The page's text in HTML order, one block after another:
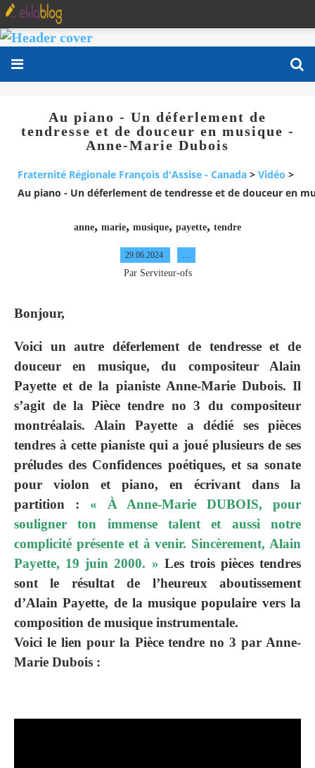
Au piano - Un déferlement de
tendresse et de douceur en musique -
Anne-Marie Dubois
Fraternité Régionale François d'Assise - Canada > Vidéo >
Au piano - Un déferlement de tendresse et de douceur en
anne, marie, musique, payette, tendre
29.06.2024
Par Serviteur-ofs
Bonjour,
Voici un autre déferlement de tendresse et de
douceur en musique, du compositeur Alain
Payette et de la pianiste Anne-Marie Dubois. Il
s’agit de la Pièce tendre no 3 du compositeur
montréalais. Alain Payette a dédié ses pièces
tendres à cette pianiste qui a joué plusieurs de ses
préludes des Confidences poétiques, et sa sonate
pour violon et piano, en écrivant dans la
partition : « À Anne-Marie DUBOIS, pour
souligner ton immense talent et aussi notre
complicité présente et à venir. Sincèrement, Alain
Payette, 19 juin 2000. » Les trois pièces tendres
sont le résultat de l’heureux aboutissement
d’Alain Payette, de la musique populaire vers la
composition de musique instrumentale.
Voici le lien pour la Pièce tendre no 3 par Anne-
Marie Dubois :